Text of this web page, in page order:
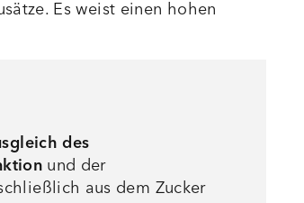
Es weist einen hohen
des
und der
aus dem Zucker